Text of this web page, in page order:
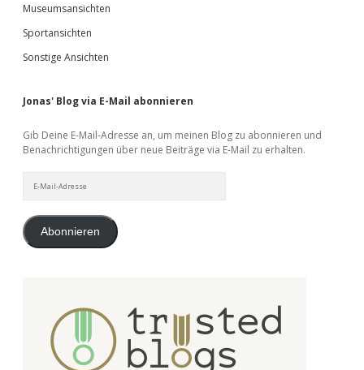
Museumsansichten
Sportansichten
Sonstige Ansichten
Jonas' Blog via E-Mail abonnieren
Gib Deine E-Mail-Adresse an, um meinen Blog zu abonnieren und
Benachrichtigungen über neue Beiträge via E-Mail zu erhalten.
Mail-
Abonnieren